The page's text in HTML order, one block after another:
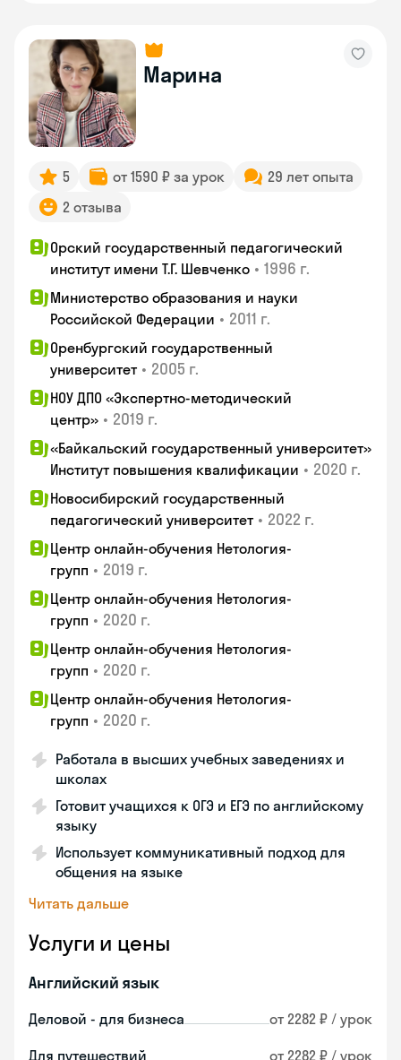
Марина
5 от 1590 ₽ за урок
29 лет опыта
2 отзыва
Орский государственный педагогический
институт имени Т.Г. Шевченко • 1996 г.
Министерство образования и науки
Российской Федерации • 2011 г.
Оренбургский государственный
университет • 2005 г.
НОУ ДПО «Экспертно-методический
центр» • 2019 г.
«Байкальский государственный университет»
Институт повышения квалификации • 2020 г.
Новосибирский государственный
педагогический университет • 2022 г.
Центр онлайн-обучения Нетология-
групп • 2019 г.
Центр онлайн-обучения Нетология-
групп • 2020 г.
Центр онлайн-обучения Нетология-
групп • 2020 г.
Центр онлайн-обучения Нетология-
групп • 2020 г.
Работала в высших учебных заведениях и
школах
Готовит учащихся к ОГЭ и ЕГЭ по английскому
языку
Использует коммуникативный подход для
общения на языке
Читать дальше
Услуги и цены
Английский язык
Деловой - для бизнеса от 2282 ₽ / урок
Для путешествий от 2282 ₽ / урок